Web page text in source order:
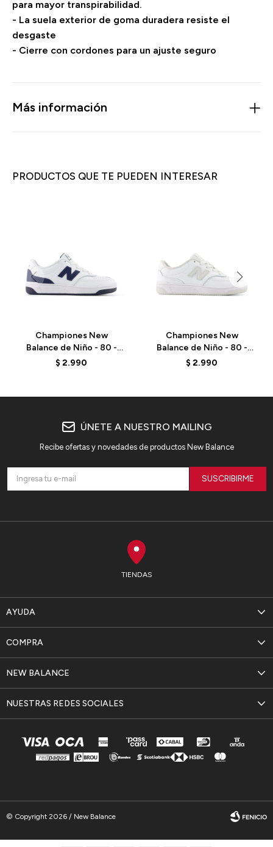
para mayor transpirabilidad.
- La suela exterior de goma duradera resiste el
desgaste
- Cierre con cordones para un ajuste seguro
Más información
PRODUCTOS QUE TE PUEDEN INTERESAR
Championes New
Balance de Niño - 80 -
P08088A - WHITE
$ 2.990
Championes New
Balance de Niño - 80 -
P0802OI - WHITE
$ 2.990
TIENDAS
AYUDA
NEW BALANCE
COMPRA
NUESTRAS REDES SOCIALES
ÚNETE A NUESTRO MAILING
Recibe ofertas y novedades de productos New Balance
SUSCRIBIRME
© Copyright 2026 / New Balance